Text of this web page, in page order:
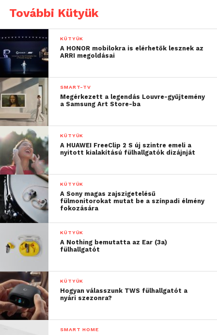
További Kütyük
KÜTYÜK
A HONOR mobilokra is elérhetők lesznek az
ARRI megoldásai
SMART-TV
Megérkezett a legendás Louvre-gyűjtemény
a Samsung Art Store-ba
KÜTYÜK
A HUAWEI FreeClip 2 S új szintre emeli a
nyitott kialakítású fülhallgatók dizájnját
KÜTYÜK
A Sony magas zajszigetelésű
fülmonitorokat mutat be a színpadi élmény
fokozására
KÜTYÜK
A Nothing bemutatta az Ear (3a)
fülhallgatót
KÜTYÜK
Hogyan válasszunk TWS fülhallgatót a
nyári szezonra?
SMART HOME